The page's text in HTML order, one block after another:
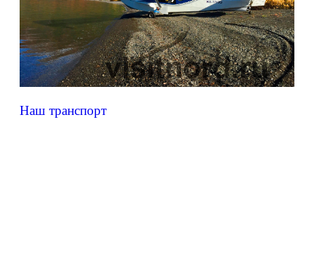
Наш транспорт